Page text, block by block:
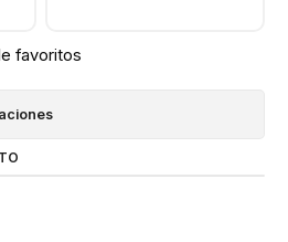
favoritos